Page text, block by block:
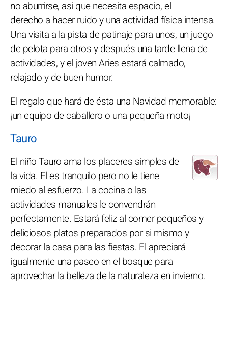
no aburrirse, asi que necesita espacio, el
derecho a hacer ruido y una actividad física intensa.
Una visita a la pista de patinaje para unos, un juego
de pelota para otros y después una tarde llena de
actividades, y el joven Aries estará calmado,
relajado y de buen humor.
El regalo que hará de ésta una Navidad memorable:
¡un equipo de caballero o una pequeña moto¡
Tauro
El niño Tauro ama los placeres simples de
la vida. El es tranquilo pero no le tiene
miedo al esfuerzo. La cocina o las
actividades manuales le convendrán
perfectamente. Estará feliz al comer pequeños y
deliciosos platos preparados por si mismo y
decorar la casa para las fiestas. El apreciará
igualmente una paseo en el bosque para
aprovechar la belleza de la naturaleza en invierno.